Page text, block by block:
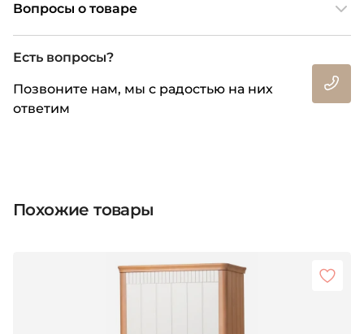
Вопросы о товаре
Есть вопросы?
Позвоните нам, мы с радостью на них
ответим
Похожие товары